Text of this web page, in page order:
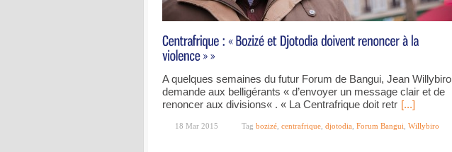
A quelques semaines du futur Forum de Bangui, Jean Willybiro
demande aux belligérants « d’envoyer un message clair et de
renoncer aux divisions« . « La Centrafrique doit retr [...]
18 Mar 2015 Tag bozizé centrafrique djotodia Forum Bangui Willybiro